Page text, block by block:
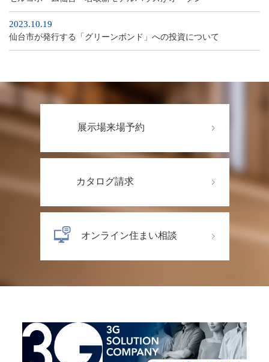
2023.10.19
仙台市が発行する「グリーンボンド」への投資について
展示場来場予約
カタログ請求
オンライン住まい相談